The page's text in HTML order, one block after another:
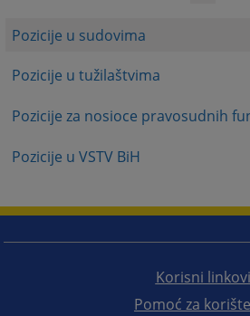
Pozicije u sudovima
Pozicije u tužilaštvima
Pozicije za nosioce pravosudnih
Pozicije u VSTV BiH
Korisni linkovi
Pomoć za